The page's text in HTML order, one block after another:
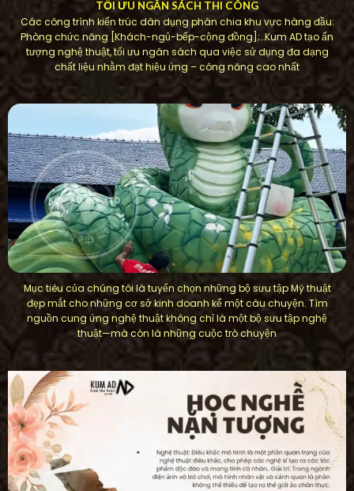
TỐI ƯU NGÂN SÁCH THI CÔNG
Các công trình kiến ​​trúc dân dụng phân chia khu vực hàng đầu:
Phòng chức năng [Khách-ngủ-bếp-cộng đồng];…Kum AD tạo ấn
tượng nghệ thuật, tối ưu ngân sách qua việc sử dụng đa dạng
chất liệu nhằm đạt hiệu ứng – công năng cao nhất
Mục tiêu của chúng tôi là tuyển chọn những bộ sưu tập Mỹ thuật
đẹp mắt cho những cơ sở kinh doanh kể một câu chuyện. Tìm
nguồn cung ứng nghệ thuật không chỉ là một bộ sưu tập nghệ
thuật—mà còn là những cuộc trò chuyện